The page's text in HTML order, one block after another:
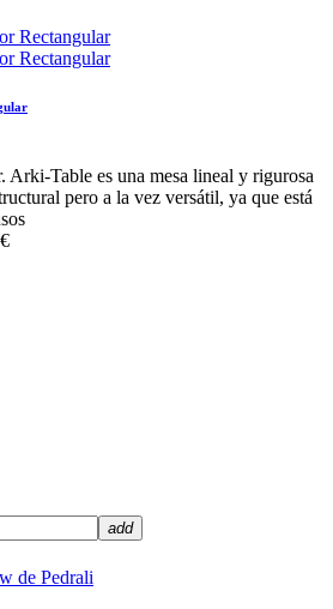
Arki-Table es una mesa lineal y rigurosa
pero a la vez versátil, ya que está
add